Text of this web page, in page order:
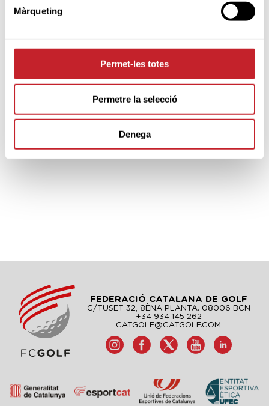
Màrqueting
Permet-les totes
Permetre la selecció
Denega
PARTNERS
FEDERACIÓ CATALANA DE GOLF
C/TUSET 32, 8ÈNA PLANTA. 08006 BCN
+34 934 145 262
CATGOLF@CATGOLF.COM